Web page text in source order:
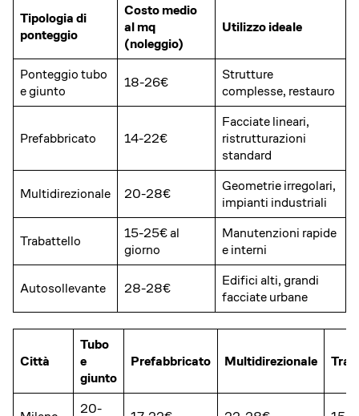
Tipologia di
ponteggio
Costo medio
al mq
(noleggio)
Utilizzo ideale
Ponteggio tubo
e giunto
18-26€
Strutture
complesse, restauro
Prefabbricato 14-22€
Facciate lineari,
ristrutturazioni
standard
Multidirezionale 20-28€
Geometrie irregolari,
impianti industriali
Trabattello
15-25€ al
giorno
Manutenzioni rapide
e interni
Autosollevante 28-28€
Edifici alti, grandi
facciate urbane
Città
Tubo
e
giunto
Prefabbricato Multidirezionale
20-